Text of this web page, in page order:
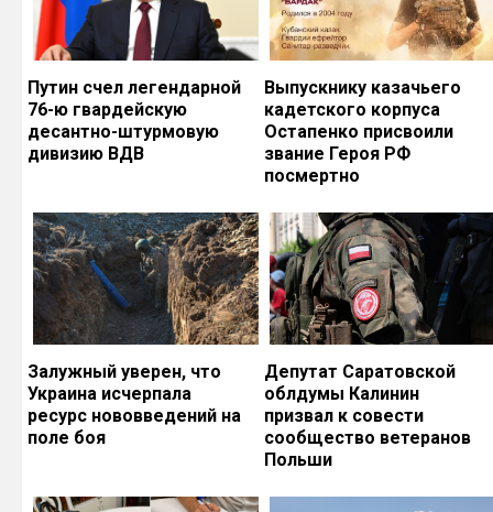
Путин счел легендарной
76-ю гвардейскую
десантно-штурмовую
дивизию ВДВ
Выпускнику казачьего
кадетского корпуса
Остапенко присвоили
звание Героя РФ
посмертно
Залужный уверен, что
Украина исчерпала
ресурс нововведений на
поле боя
Депутат Саратовской
облдумы Калинин
призвал к совести
сообщество ветеранов
Польши